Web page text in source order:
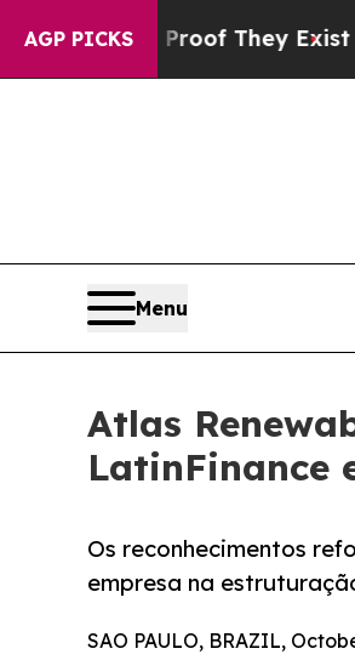
AGP PICKS
no Proof They ExistFox
Menu
Atlas
LatinFinance
Os reconhecimentos
empresa na
SAO PAULO, BRAZIL,